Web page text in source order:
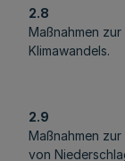
2.8
Maßnahmen
Klimawandels.
2.9
Maßnahmen
von